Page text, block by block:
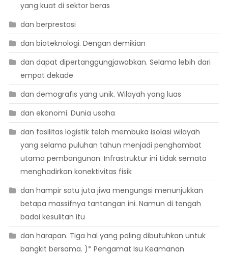
yang kuat di sektor beras
dan berprestasi
dan bioteknologi. Dengan demikian
dan dapat dipertanggungjawabkan. Selama lebih dari
empat dekade
dan demografis yang unik. Wilayah yang luas
dan ekonomi. Dunia usaha
dan fasilitas logistik telah membuka isolasi wilayah
yang selama puluhan tahun menjadi penghambat
utama pembangunan. Infrastruktur ini tidak semata
menghadirkan konektivitas fisik
dan hampir satu juta jiwa mengungsi menunjukkan
betapa massifnya tantangan ini. Namun di tengah
badai kesulitan itu
dan harapan. Tiga hal yang paling dibutuhkan untuk
bangkit bersama. )* Pengamat Isu Keamanan